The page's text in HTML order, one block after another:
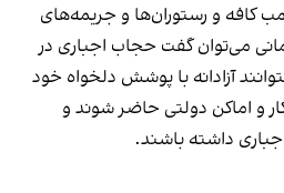
کافه و رستوران‌ها و جریمه‌های
می‌توان گفت حجاب اجباری در
آزادانه با پوشش دلخواه خود
و اماکن دولتی حاضر شوند و
داشته باشند.